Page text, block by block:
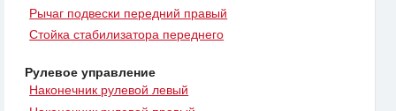
Рычаг подвески передний правый
Стойка стабилизатора переднего
Рулевое управление
Наконечник рулевой левый